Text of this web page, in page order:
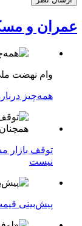
عمران و
وام نهضت ملی
همه‌چیز درباره
توقف بازار
نیست
پیش‌بینی قیمت